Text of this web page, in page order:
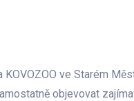
ve Starém
objevovat